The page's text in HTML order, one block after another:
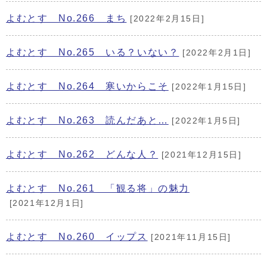
よむとす No.266 まち [2022年2月15日]
よむとす No.265 いる？いない？ [2022年2月1日]
よむとす No.264 寒いからこそ [2022年1月15日]
よむとす No.263 読んだあと… [2022年1月5日]
よむとす No.262 どんな人？ [2021年12月15日]
よむとす No.261 「観る将」の魅力
[2021年12月1日]
よむとす No.260 イップス [2021年11月15日]